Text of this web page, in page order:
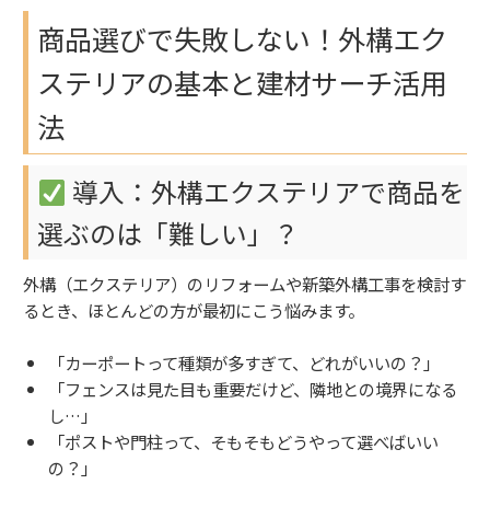
商品選びで失敗しない！外構エク
ステリアの基本と建材サーチ活用
法
導入：外構エクステリアで商品を
選ぶのは「難しい」？
外構（エクステリア）のリフォームや新築外構工事を検討す
るとき、ほとんどの方が最初にこう悩みます。
「カーポートって種類が多すぎて、どれがいいの？」
「フェンスは見た目も重要だけど、隣地との境界になる
し…」
「ポストや門柱って、そもそもどうやって選べばいい
の？」